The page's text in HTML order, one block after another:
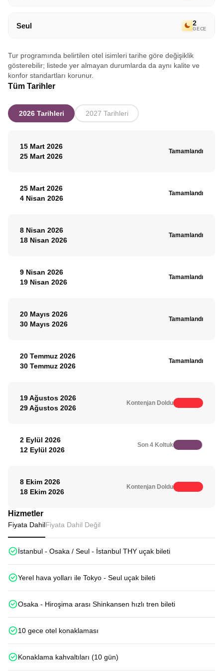
Seul 2
GECE
Tur programında belirtilen otel isimleri tarihe göre değişiklik
gösterebilir; listede yer almayan durumlarda da aynı kalite ve
konfor standartları korunur.
Tüm Tarihler
2026 Tarihleri 2027 Tarihleri
15 Mart 2026
25 Mart 2026
Tamamlandı
25 Mart 2026
4 Nisan 2026
Tamamlandı
8 Nisan 2026
18 Nisan 2026
Tamamlandı
9 Nisan 2026
19 Nisan 2026
Tamamlandı
20 Mayıs 2026
30 Mayıs 2026
Tamamlandı
20 Temmuz 2026
30 Temmuz 2026
Tamamlandı
19 Ağustos 2026
29 Ağustos 2026
Kontenjan Doldu
2 Eylül 2026
12 Eylül 2026
Son 4 Koltuk
8 Ekim 2026
18 Ekim 2026
Kontenjan Doldu
Hizmetler
Fiyata DahilFiyata Dahil Değil
İstanbul - Osaka / Seul - İstanbul THY uçak bileti
Yerel hava yolları ile Tokyo - Seul uçak bileti
Osaka - Hiroşima arası Shinkansen hızlı tren bileti
10 gece otel konaklaması
Konaklama kahvaltıları (10 gün)